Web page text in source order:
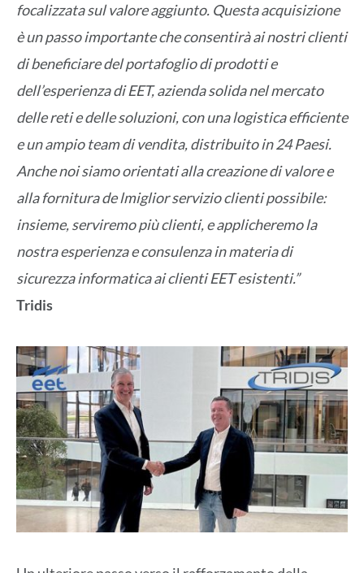
focalizzata sul valore aggiunto. Questa acquisizione
è un passo importante che consentirà ai nostri clienti
di beneficiare del portafoglio di prodotti e
dell’esperienza di EET, azienda solida nel mercato
delle reti e delle soluzioni, con una logistica efficiente
e un ampio team di vendita,distribuito in 24 Paesi.
Anche noi siamo orientati alla creazione di valore e
alla fornitura de lmiglior servizio clienti possibile:
insieme, serviremo più clienti, e applicheremo la
nostra esperienza e consulenza in materia di
sicurezza informatica ai clienti EET esistenti.”
Tridis